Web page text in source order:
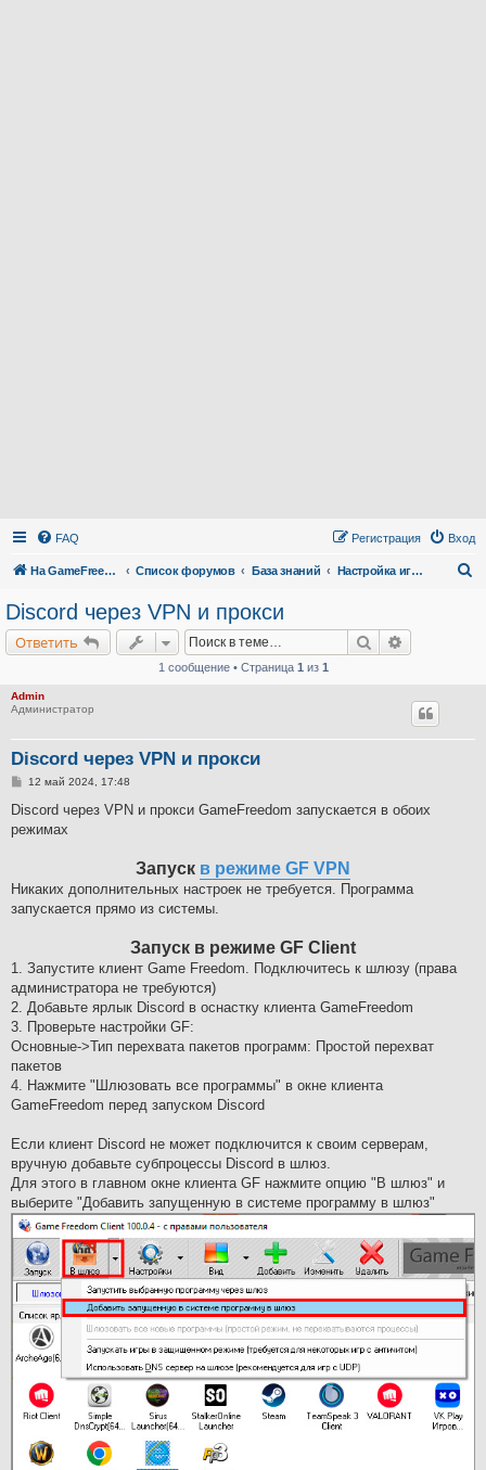
FAQ Вход
Регистрация
На GameFreedom.ru Список форумов База знаний Настройка игр через vpn и прокси (настройки с закрытыми портами)
Discord через VPN и прокси
Ответить Поиск
1 сообщение • Страница 1 из 1
Admin
Администратор
Discord через VPN и прокси
С
о
щ
е
12 май 2024, 17:48
Discord через VPN и прокси GameFreedom запускается в обоих
режимах
Запуск в режиме GF VPN
Никаких дополнительных настроек не требуется. Программа
запускается прямо из системы.
Запуск в режиме GF Client
1. Запустите клиент Game Freedom. Подключитесь к шлюзу (права
администратора не требуются)
2. Добавьте ярлык Discord в оснастку клиента GameFreedom
3. Проверьте настройки GF:
Основные->Тип перехвата пакетов программ: Простой перехват
пакетов
4. Нажмите "Шлюзовать все программы" в окне клиента
GameFreedom перед запуском Discord
Если клиент Discord не может подключится к своим серверам,
вручную добавьте субпроцессы Discord в шлюз.
Для этого в главном окне клиента GF нажмите опцию "В шлюз" и
выберите "Добавить запущенную в системе программу в шлюз"